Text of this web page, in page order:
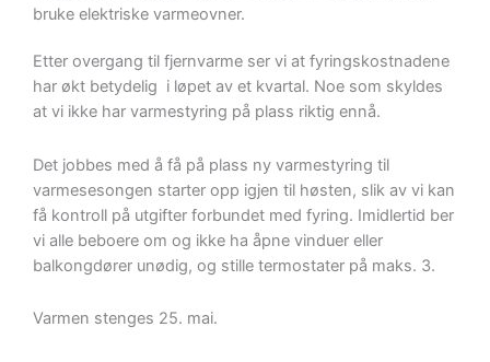
bruke elektriske varmeovner.
Etter overgang til fjernvarme ser vi at fyringskostnadene
har økt betydelig i løpet av et kvartal. Noe som skyldes
at vi ikke har varmestyring på plass riktig ennå.
Det jobbes med å få på plass ny varmestyring til
varmesesongen starter opp igjen til høsten, slik av vi kan
få kontroll på utgifter forbundet med fyring. Imidlertid ber
vi alle beboere om og ikke ha åpne vinduer eller
balkongdører unødig, og stille termostater på maks. 3.
Varmen stenges 25. mai.